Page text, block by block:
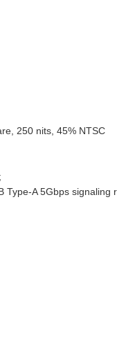
250 nits, 45% NTSC
Type-A 5Gbps signaling